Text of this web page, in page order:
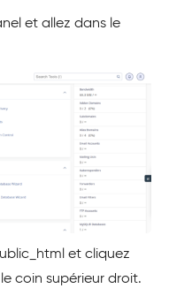
et allez dans le
et cliquez
coin supérieur droit.